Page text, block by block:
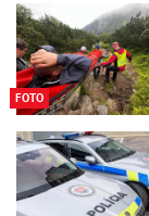
FOTO